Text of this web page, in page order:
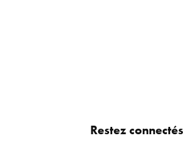
Restez connectés